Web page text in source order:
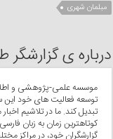
مبلمان شهری
درباره ی
موسسه علمی-پژوهشی و
توسعه فعالیت های خود این
تبدیل کند. ما در تلاشیم
کوتاهترین زمان به زبان
گزارشگران خود، در مراکز